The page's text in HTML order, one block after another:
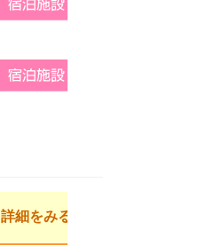
詳細をみる